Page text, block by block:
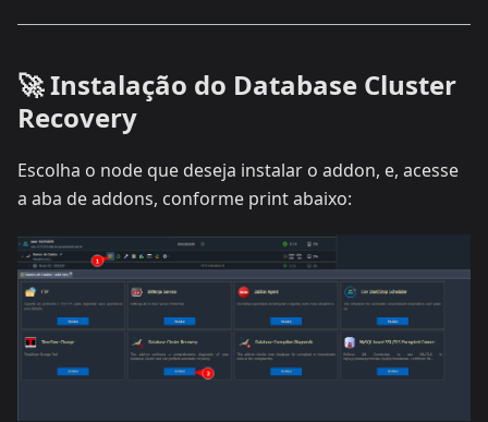
🚀 Instalação do Database Cluster
Recovery
Escolha o node que deseja instalar o addon, e, acesse
a aba de addons, conforme print abaixo: